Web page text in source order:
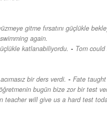
gitme fırsatını güçlükle
again.
katlanabiliyordu. - Tom
bir ders verdi. - Fate
öğretmenin bugün bize zor bir test
teacher will give us a hard test